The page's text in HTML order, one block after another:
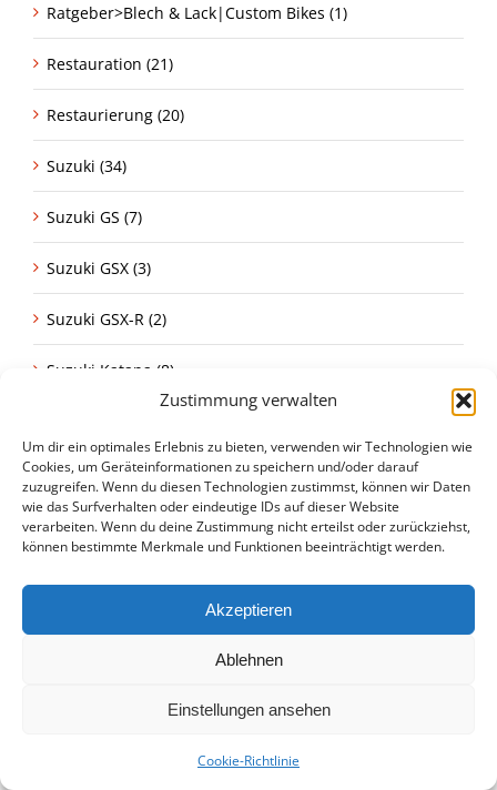
Zustimmung verwalten
Um dir ein optimales Erlebnis zu bieten, verwenden wir Technologien wie
Cookies, um Geräteinformationen zu speichern und/oder darauf
zuzugreifen. Wenn du diesen Technologien zustimmst, können wir Daten
wie das Surfverhalten oder eindeutige IDs auf dieser Website
verarbeiten. Wenn du deine Zustimmung nicht erteilst oder zurückziehst,
können bestimmte Merkmale und Funktionen beeinträchtigt werden.
Akzeptieren
Ablehnen
Einstellungen ansehen
Cookie-Richtlinie
Ratgeber>Blech & Lack|Custom Bikes (1)
Restauration (21)
Restaurierung (20)
Suzuki (34)
Suzuki GS (7)
Suzuki GSX (3)
Suzuki GSX-R (2)
Suzuki Katana (8)
Suzuki RE5 (2)
Tipps & Tricks (28)